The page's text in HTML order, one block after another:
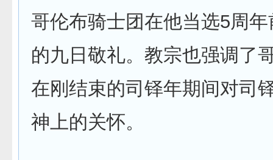
哥伦布骑士团在他当选5周
的九日敬礼。教宗也强调了
在刚结束的司铎年期间对司
神上的关怀。